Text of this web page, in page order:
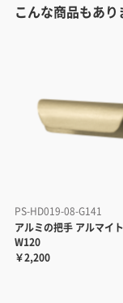
こんな商品もあり
PS-HD019-08-G141
アルミの把手 アルマイ
W120
￥2,200